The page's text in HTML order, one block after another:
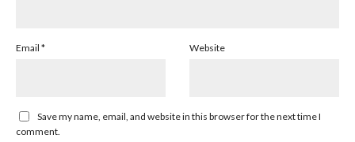
Email * Website
Save my name, email, and website in this browser for the next time I
comment.